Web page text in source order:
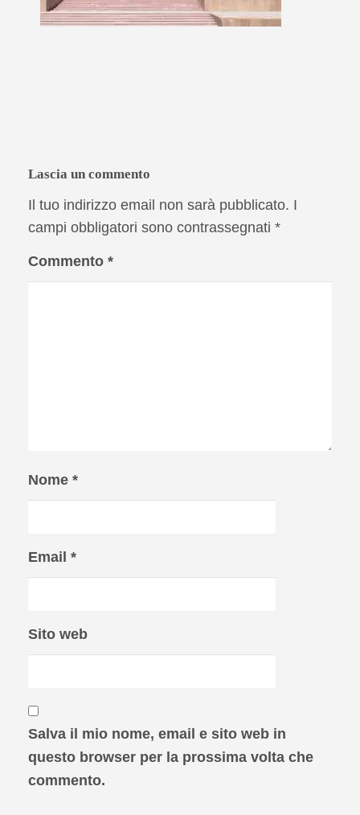
Lascia un commento
Il tuo indirizzo email non sarà pubblicato. I
campi obbligatori sono contrassegnati *
Commento *
Nome *
Email *
Sito web
Salva il mio nome, email e sito web in
questo browser per la prossima volta che
commento.